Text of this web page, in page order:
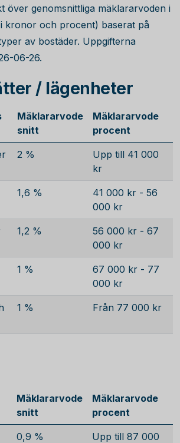
över genomsnittliga mäklararvoden i
kronor och procent) baserat på
av bostäder. Uppgifterna
06-26.
/ lägenheter
Mäklararvode
snitt
Mäklararvode
procent
2 %
Upp till 41 000
kr
1,6 %
41 000 kr - 56
000 kr
1,2 %
56 000 kr - 67
000 kr
1 %
67 000 kr - 77
000 kr
1 % Från 77 000 kr
Mäklararvode
snitt
Mäklararvode
procent
0,9 %
Upp till 87 000